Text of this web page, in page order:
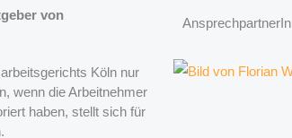
von
Köln nur
wenn die Arbeitnehmer
haben, stellt sich für
AnsprechpartnerIn